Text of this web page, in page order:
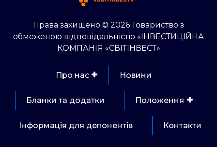
Права захищено © 2026 Товариство з
обмеженою відповідальністю «ІНВЕСТИЦІЙНА
КОМПАНІЯ «СВІТІНВЕСТ»
Про нас Новини
Бланки та додатки Положення
Інформація для депонентів Контакти